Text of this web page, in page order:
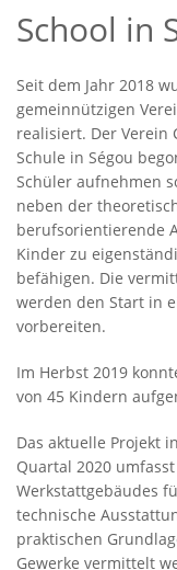
School in
Seit dem Jahr 2018
gemeinnützigen
realisiert. Der Verein
Schule in Ségou
Schüler aufnehmen
neben der
berufsorientierende
Kinder zu
befähigen. Die
werden den Start in
vorbereiten.
Im Herbst 2019
von 45 Kindern
Das aktuelle Projekt
Quartal 2020
Werkstattgebäudes
technische
praktischen
Gewerke vermittelt